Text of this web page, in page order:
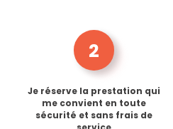
2
Je réserve la prestation qui
me convient en toute
sécurité et sans frais de